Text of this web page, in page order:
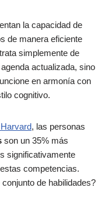
la capacidad de
de manera eficiente
simplemente de
actualizada, sino
en armonía con
cognitivo.
, las personas
son un 35% más
significativamente
competencias.
de habilidades?